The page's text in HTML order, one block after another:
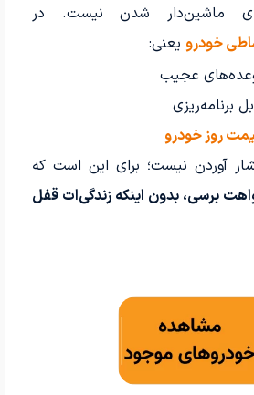
ماشین‌دار شدن نیست. در
خودرویعنی:
وعده‌های عجیب
برنامه‌ریزی
روز خودرو
آوردن نیست؛ برای این است که
برسی، بدون اینکه زندگی‌ات قفل